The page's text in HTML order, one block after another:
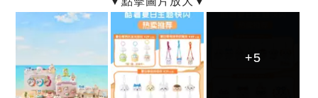
+5
+5
+5